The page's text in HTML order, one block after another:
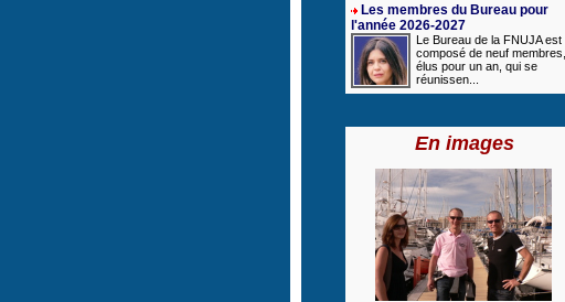
Les membres du Bureau pour
l'année 2026-2027
Le Bureau de la FNUJA est
composé de neuf membres,
élus pour un an, qui se
réunissen...
En images